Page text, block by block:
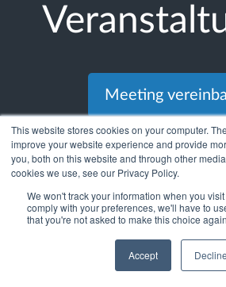
This website stores cookies on your computer.
improve your website experience and provide
you, both on this website and through other
cookies we use, see our Privacy Policy.
We won't track your information when you
comply with your preferences, we'll have to
that you're not asked to make this choice
Accept Decline
Meeting
Über